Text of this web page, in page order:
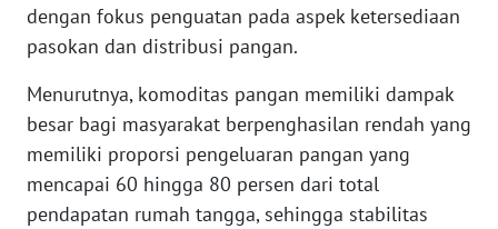
dengan fokus penguatan pada aspek ketersediaan
pasokan dan distribusi pangan.
Menurutnya, komoditas pangan memiliki dampak
besar bagi masyarakat berpenghasilan rendah yang
memiliki proporsi pengeluaran pangan yang
mencapai 60 hingga 80 persen dari total
pendapatan rumah tangga, sehingga stabilitas
WN
WN
PAPUA